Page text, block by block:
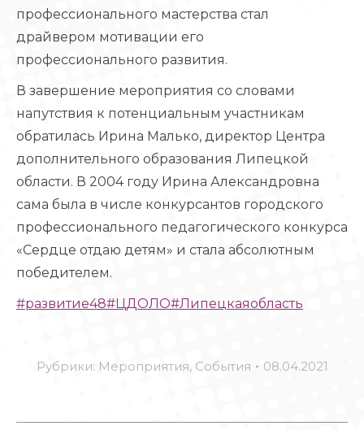
профессионального мастерства стал
драйвером мотивации его
профессионального развития.
В завершение мероприятия со словами
напутствия к потенциальным участникам
обратилась Ирина Малько, директор Центра
дополнительного образования Липецкой
области. В 2004 году Ирина Александровна
сама была в числе конкурсантов городского
профессионального педагогического конкурса
«Сердце отдаю детям» и стала абсолютным
победителем.
#развитие48#ЦДОЛО#Липецкаяобласть
Рубрики: Мероприятия, События 08.04.2021